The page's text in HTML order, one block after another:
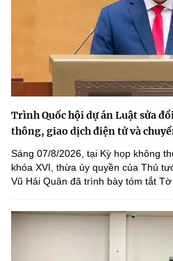
Trình Quốc hội dự án Luật sửa
thông, giao dịch điện tử và
Sáng 07/8/2026, tại Kỳ họp không
khóa XVI, thừa ủy quyền của Thủ
Vũ Hải Quân đã trình bày tóm tắt